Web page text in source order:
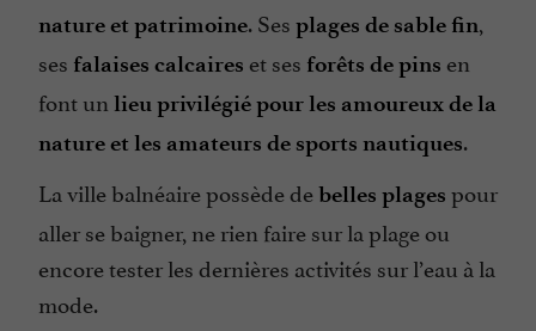
nature et patrimoine. Ses plages de sable fin,
ses falaises calcaires et ses forêts de pins en
font un lieu privilégié pour les amoureux de la
nature et les amateurs de sports nautiques.
La ville balnéaire possède debelles plages pour
aller se baigner, ne rien faire sur la plage ou
encore tester les dernières activités sur l’eau à la
mode.